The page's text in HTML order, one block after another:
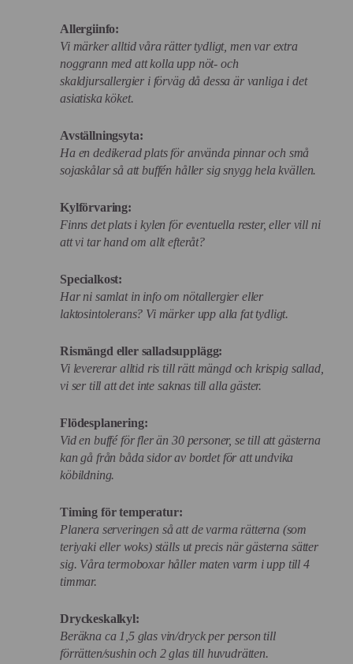
Allergiinfo:
Vi märker alltid våra rätter tydligt, men var extra
noggrann med att kolla upp nöt- och
skaldjursallergier i förväg då dessa är vanliga i det
asiatiska köket.
Avställningsyta:
Ha en dedikerad plats för använda pinnar och små
sojaskålar så att buffén håller sig snygg hela kvällen.
Kylförvaring:
Finns det plats i kylen för eventuella rester, eller vill ni
att vi tar hand om allt efteråt?
Specialkost:
Har ni samlat in info om nötallergier eller
laktosintolerans? Vi märker upp alla fat tydligt.
Rismängd eller salladsupplägg:
Vi levererar alltid ris till rätt mängd och krispig sallad,
vi ser till att det inte saknas till alla gäster.
Flödesplanering:
Vid en buffé för fler än 30 personer, se till att gästerna
kan gå från båda sidor av bordet för att undvika
köbildning.
Timing för temperatur:
Planera serveringen så att de varma rätterna (som
teriyaki eller woks) ställs ut precis när gästerna sätter
sig. Våra termoboxar håller maten varm i upp till 4
timmar.
Dryckeskalkyl:
Beräkna ca 1,5 glas vin/dryck per person till
förrätten/sushin och 2 glas till huvudrätten.